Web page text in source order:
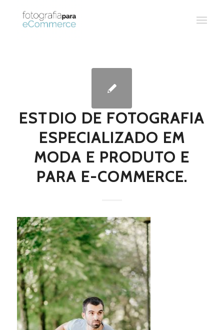
ESTDIO DE FOTOGRAFIA
ESPECIALIZADO EM
MODA E PRODUTO E
PARA E-COMMERCE.